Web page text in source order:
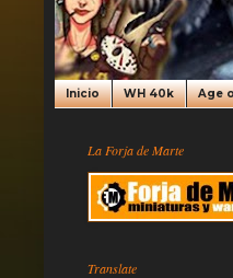
Inicio WH 40k Age
La Forja de Marte
Translate